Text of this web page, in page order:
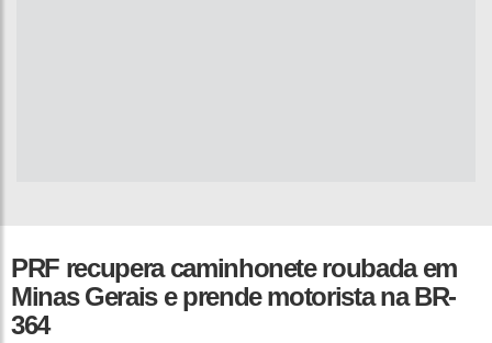
PRF recupera caminhonete roubada em
Minas Gerais e prende motorista na BR-
364